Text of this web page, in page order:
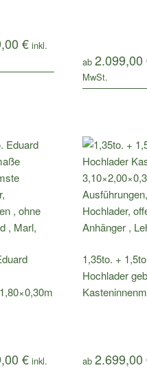
€
ab2.099,00
€
1,35to. +
Hochlader
ab2.699,00